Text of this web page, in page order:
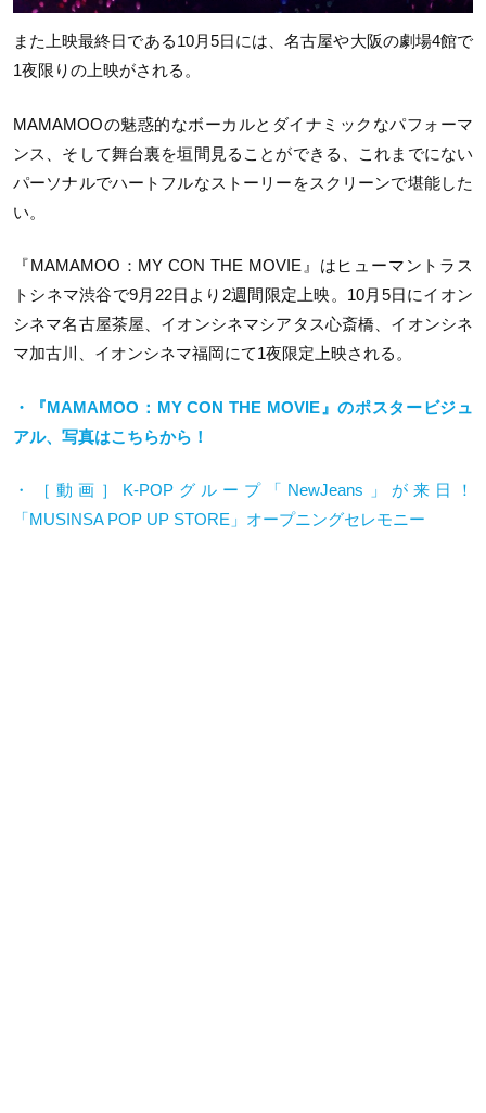
また上映最終日である10月5日には、名古屋や大阪の劇場4館で
1夜限りの上映がされる。
MAMAMOOの魅惑的なボーカルとダイナミックなパフォーマ
ンス、そして舞台裏を垣間見ることができる、これまでにない
パーソナルでハートフルなストーリーをスクリーンで堪能した
い。
『MAMAMOO ： MY CON THE MOVIE 』はヒューマントラス
トシネマ渋谷で9月 22日より2週間限定上映。 10月 5日にイオン
シネマ名古屋茶屋、イオンシネマシアタス心斎橋、イオンシネ
マ加古川、イオンシネマ福岡にて1夜限定上映される。
・『MAMAMOO：MY CON THE MOVIE』のポスタービジュ
アル、写真はこちらから！
・［動画］ K-POPグループ「 NewJeans 」が来日！
「MUSINSA POP UP STORE 」オープニングセレモニー